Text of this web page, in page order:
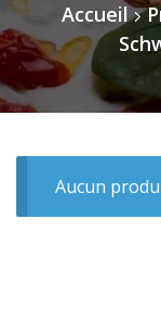
Accueil
Aucun